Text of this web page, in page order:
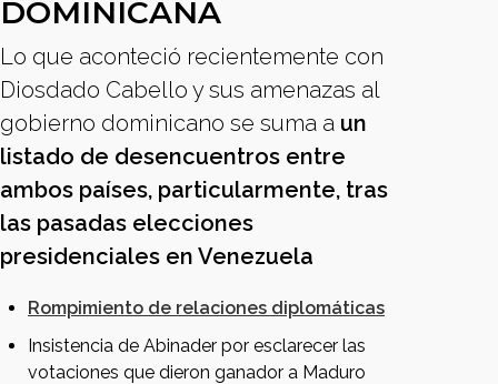
DOMINICANA
Lo que aconteció recientemente con
Diosdado Cabello y sus amenazas al
gobierno dominicano se suma a un
listado de desencuentros entre
ambos países, particularmente, tras
las pasadas elecciones
presidenciales en Venezuela
Rompimiento de relaciones diplomáticas
Insistencia de Abinader por esclarecer las
votaciones que dieron ganador a Maduro